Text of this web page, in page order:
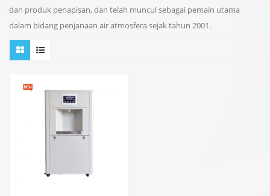
dan produk penapisan, dan telah muncul sebagai pemain utama
dalam bidang penjanaan air atmosfera sejak tahun 2001.